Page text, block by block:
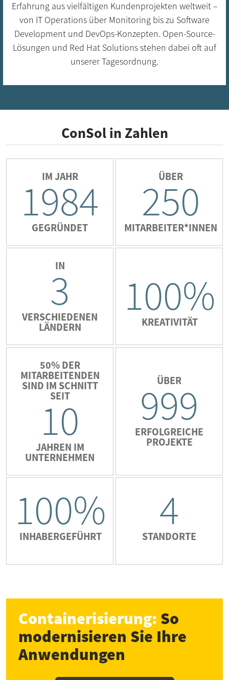
Erfahrung aus vielfältigen Kundenprojekten weltweit –
von IT Operations über Monitoring bis zu Software
Development und DevOps-Konzepten. Open-Source-
Lösungen und Red Hat Solutions stehen dabei oft auf
unserer Tagesordnung.
ConSol in Zahlen
IM JAHR
1984
GEGRÜNDET
ÜBER
250
MITARBEITER*INNEN
IN
3
VERSCHIEDENEN
LÄNDERN
100%
KREATIVITÄT
50% DER
MITARBEITENDEN
SIND IM SCHNITT
SEIT
10
JAHREN IM
UNTERNEHMEN
ÜBER
999
ERFOLGREICHE
PROJEKTE
100%
INHABERGEFÜHRT
4
STANDORTE
Containerisierung: So
modernisieren Sie Ihre
Anwendungen